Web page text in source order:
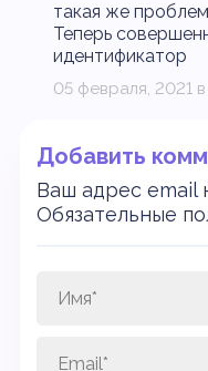
такая же
Теперь
идентификатор
05 февраля, 2021 в
Добавить
Ваш адрес email
Обязательные